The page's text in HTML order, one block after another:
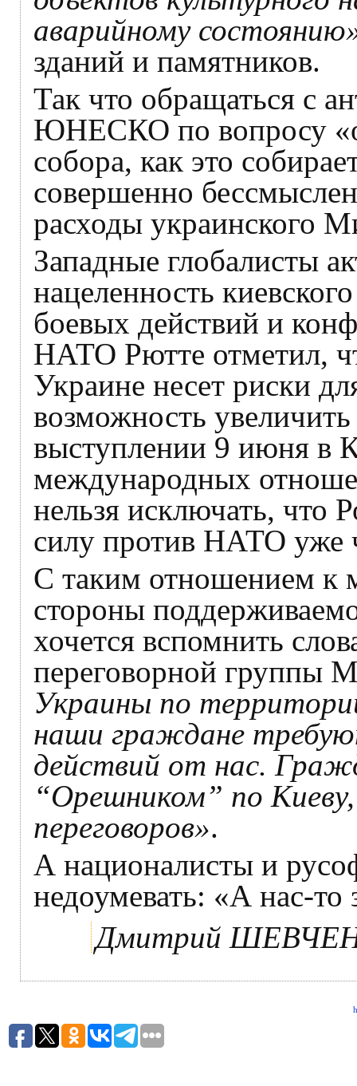
аварийному
зданий и памятников.
Так что обращаться с
ЮНЕСКО по вопросу
собора, как это
совершенно
расходы украинского
Западные глобалисты
нацеленность
боевых действий и
НАТО Рютте отметил,
Украине несет риски
возможность
выступлении 9 июня в
международных
нельзя исключать, что
силу против НАТО уже
С таким отношением к
стороны
хочется вспомнить
переговорной группы
Украины по
наши граждане
действий от нас.
“Орешником” по
переговоров».
А националисты и
недоумевать: «А нас-то
Дмитрий